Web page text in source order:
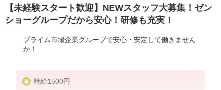
【未経験スタート歓迎】NEWスタッフ大募集！ゼン
ショーグループだから安心！研修も充実！
プライム市場企業グループで安心・安定して働きません
か！
時給1500円